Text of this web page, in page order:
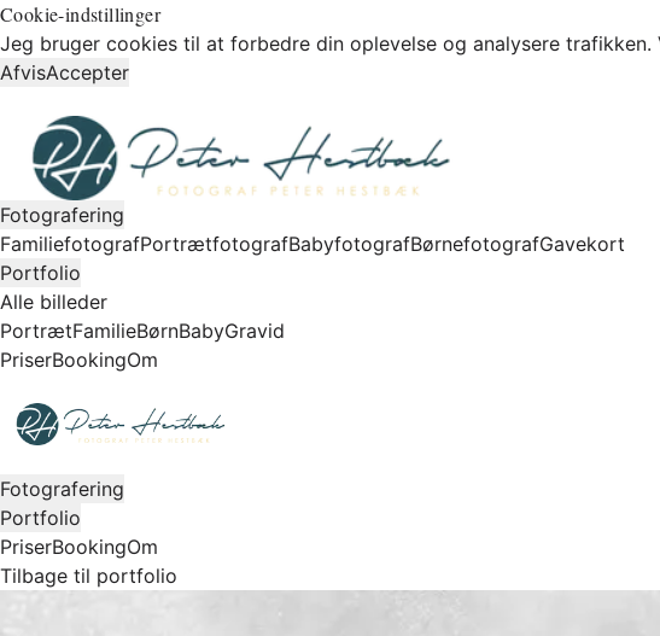
Cookie-indstillinger
Jeg bruger cookies til at forbedre din oplevelse og analysere
AfvisAccepter
Fotografering
FamiliefotografPortrætfotografBabyfotografBørnefotografGavekort
Portfolio
Alle billeder
PortrætFamilieBørnBabyGravid
PriserBookingOm
Fotografering
Portfolio
PriserBookingOm
Tilbage til portfolio